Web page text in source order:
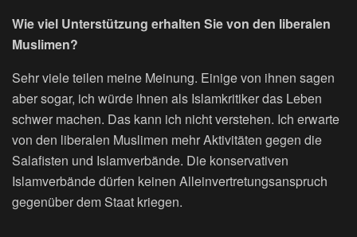
Wie viel Unterstützung erhalten Sie von den liberalen
Muslimen?
Sehr viele teilen meine Meinung. Einige von ihnen sagen
aber sogar, ich würde ihnen als Islamkritiker das Leben
schwer machen. Das kann ich nicht verstehen. Ich erwarte
von den liberalen Muslimen mehr Aktivitäten gegen die
Salafisten und Islamverbände. Die konservativen
Islamverbände dürfen keinen Alleinvertretungsanspruch
gegenüber dem Staat kriegen.